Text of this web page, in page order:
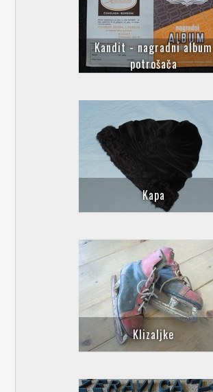
Kandit - nagradni album
potrošača
Kapa
Klizaljke